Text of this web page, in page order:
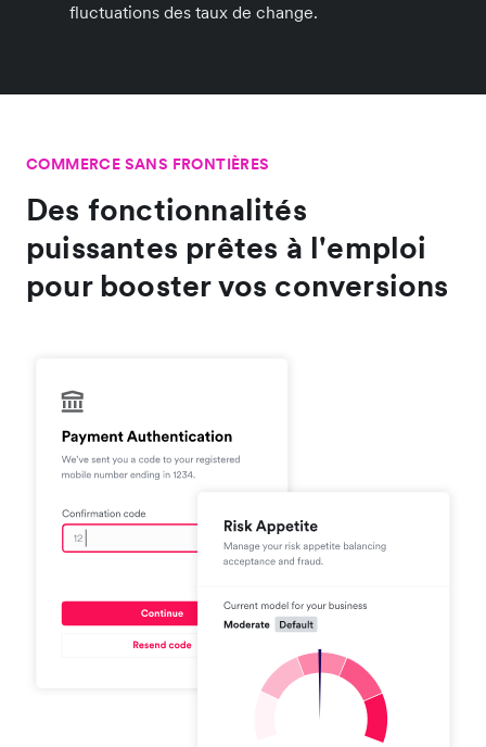
fluctuations des taux de change.
COMMERCE SANS FRONTIÈRES
Des fonctionnalités
puissantes prêtes à l'emploi
pour booster vos conversions